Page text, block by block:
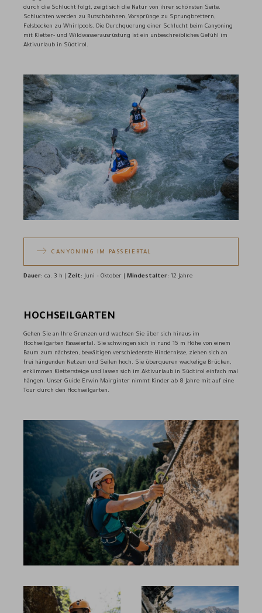
durch die Schlucht folgt, zeigt sich die Natur von ihrer schönsten Seite.
Schluchten werden zu Rutschbahnen, Vorsprünge zu Sprungbrettern,
Felsbecken zu Whirlpools. Die Durchquerung einer Schlucht beim Canyoning
mit Kletter- und Wildwasserausrüstung ist ein unbeschreibliches Gefühl im
Aktivurlaub in Südtirol.
CANYONING IM PASSEIERTAL
Dauer: ca. 3 h | Zeit: Juni – Oktober | Mindestalter: 12 Jahre
HOCHSEILGARTEN
Gehen Sie an Ihre Grenzen und wachsen Sie über sich hinaus im
Hochseilgarten Passeiertal. Sie schwingen sich in rund 15 m Höhe von einem
Baum zum nächsten, bewältigen verschiedenste Hindernisse, ziehen sich an
frei hängenden Netzen und Seilen hoch. Sie überqueren wackelige Brücken,
erklimmen Klettersteige und lassen sich im Aktivurlaub in Südtirol einfach mal
hängen. Unser Guide Erwin Mairginter nimmt Kinder ab 8 Jahre mit auf eine
Tour durch den Hochseilgarten.